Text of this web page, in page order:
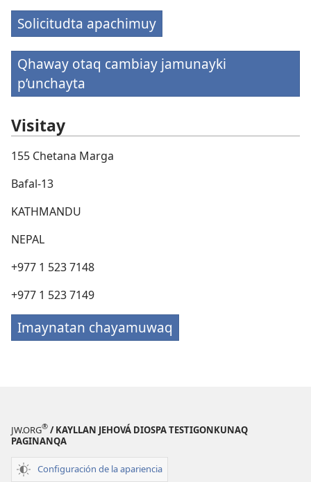
Solicitudta apachimuy
Qhaway otaq cambiay jamunayki
p’unchayta
Visitay
155 Chetana Marga
Bafal-13
KATHMANDU
NEPAL
+977 1 523 7148
+977 1 523 7149
Imaynatan chayamuwaq
JW.ORG® / KAYLLAN JEHOVÁ DIOSPA TESTIGONKUNAQ
PAGINANQA
Configuración de la apariencia